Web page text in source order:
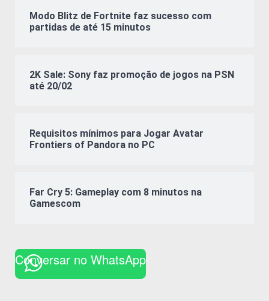
Modo Blitz de Fortnite faz sucesso com
partidas de até 15 minutos
2K Sale: Sony faz promoção de jogos na PSN
até 20/02
Requisitos mínimos para Jogar Avatar
Frontiers of Pandora no PC
Far Cry 5: Gameplay com 8 minutos na
Gamescom
Conversar no WhatsApp